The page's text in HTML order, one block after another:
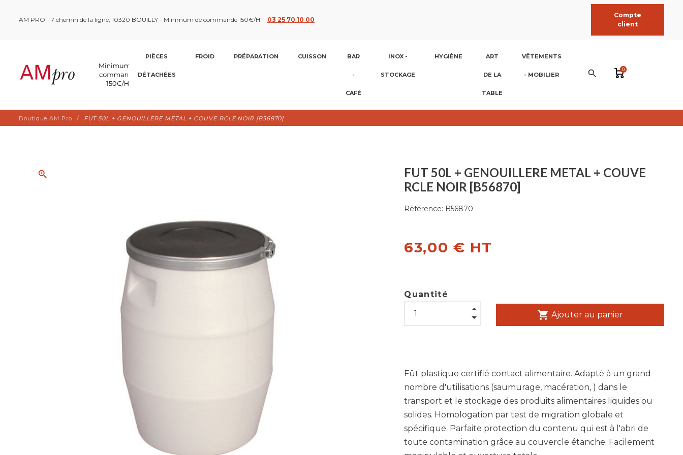
AM PRO - 7 chemin de la ligne, 10320 BOUILLY - Minimum de commande 150€/HT 03 25 70 10 00
Compte
client
PIÈCES
DÉTACHÉES
FROID PRÉPARATION CUISSON BAR
-
CAFÉ
INOX -
STOCKAGE
HYGIÈNE ART
DE LA
TABLE
VÊTEMENTS
- MOBILIER search 0
Boutique AM Pro FUT 50L + GENOUILLERE METAL + COUVE RCLE NOIR [B56870]
zoom_in
FUT 50L + GENOUILLERE METAL + COUVE
RCLE NOIR [B56870]
Référence: B56870
63,00 € HT
Quantité
shopping_cart Ajouter au panier
Fût plastique certifié contact alimentaire. Adapté à un grand
nombre d'utilisations (saumurage, macération, ) dans le
transport et le stockage des produits alimentaires liquides ou
solides. Homologation par test de migration globale et
spécifique. Parfaite protection du contenu qui est à l'abri de
toute contamination grâce au couvercle étanche. Facilement